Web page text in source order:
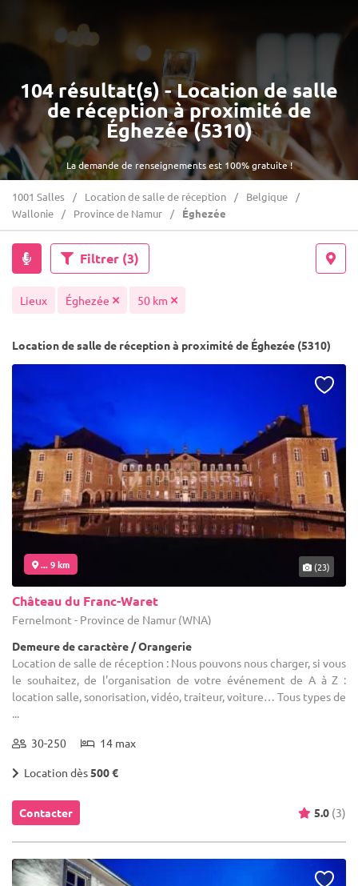
La demande de renseignements est 100% gratuite !
104 résultat(s) - Location de salle
de réception à proximité de
Éghezée (5310)
1001 Salles Location de salle de réception
Belgique
Wallonie
Province de Namur Éghezée
Filtrer (3)
Lieux Éghezée 50 km
Location de salle de réception à proximité de Éghezée (5310)
... 9 km (23)
Château du Franc-Waret
Fernelmont - Province de Namur (WNA)
Demeure de caractère / Orangerie
Location de salle de réception : Nous pouvons nous charger, si vous
le souhaitez, de l'organisation de votre événement de A à Z :
location salle, sonorisation, vidéo, traiteur, voiture… Tous types de
...
30-250 14 max
Location dès500 €
Contacter 5.0 (3)